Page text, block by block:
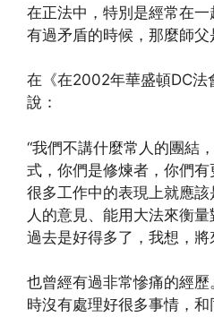
在正法中，特別是經常在
有過矛盾的時候，那麼師
在《在2002年華盛頓DC法
說：
“我們不講什麼常人的團結
式，你們是修煉者，你們
很多工作中的表現上就應
人的意見、能用大法來衡
過去是好得多了，我想，將
也曾經有過非常慘痛的經
時沒有處理好很多事情，